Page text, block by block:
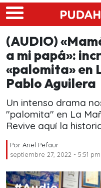
Skip to main content
(AUDIO)
a mi papá»:
«palomita» en
Pablo Aguilera
Un intenso drama
"palomita" en La
Revive aquí la
Por Ariel Pefaur
septiembre 27, 2022 - 5:51 pm